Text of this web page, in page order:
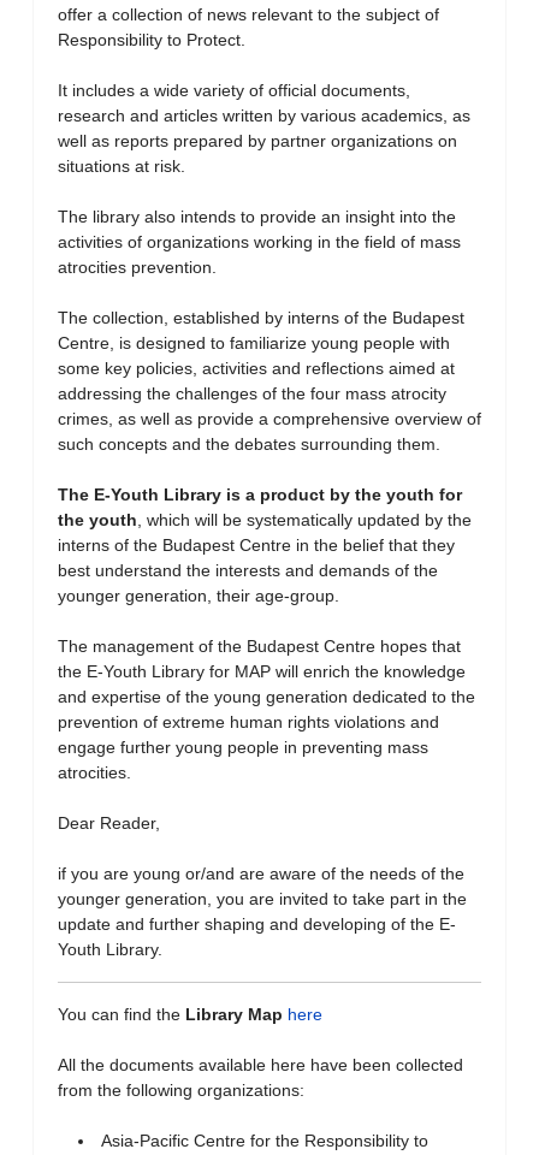
offer a collection of news relevant to the subject of
Responsibility to Protect.
It includes a wide variety of official documents,
research and articles written by various academics, as
well as reports prepared by partner organizations on
situations at risk.
The library also intends to provide an insight into the
activities of organizations working in the field of mass
atrocities prevention.
The collection, established by interns of the Budapest
Centre, is designed to familiarize young people with
some key policies, activities and reflections aimed at
addressing the challenges of the four mass atrocity
crimes, as well as provide a comprehensive overview of
such concepts and the debates surrounding them.
The E-Youth Library is a product by the youth for
the youth , which will be systematically updated by the
interns of the Budapest Centre in the belief that they
best understand the interests and demands of the
younger generation, their age-group.
The management of the Budapest Centre hopes that
the E-Youth Library for MAP will enrich the knowledge
and expertise of the young generation dedicated to the
prevention of extreme human rights violations and
engage further young people in preventing mass
atrocities.
Dear Reader,
if you are young or/and are aware of the needs of the
younger generation, you are invited to take part in the
update and further shaping and developing of the E-
Youth Library.
You can find the Library Map here
All the documents available here have been collected
from the following organizations:
Asia-Pacific Centre for the Responsibility to